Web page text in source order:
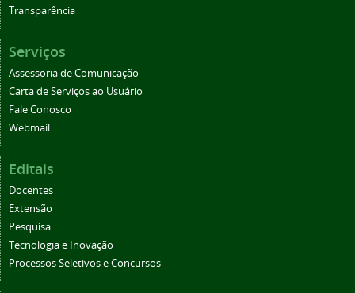
Transparência
Serviços
Assessoria de Comunicação
Carta de Serviços ao Usuário
Fale Conosco
Webmail
Editais
Docentes
Extensão
Pesquisa
Tecnologia e Inovação
Processos Seletivos e Concursos